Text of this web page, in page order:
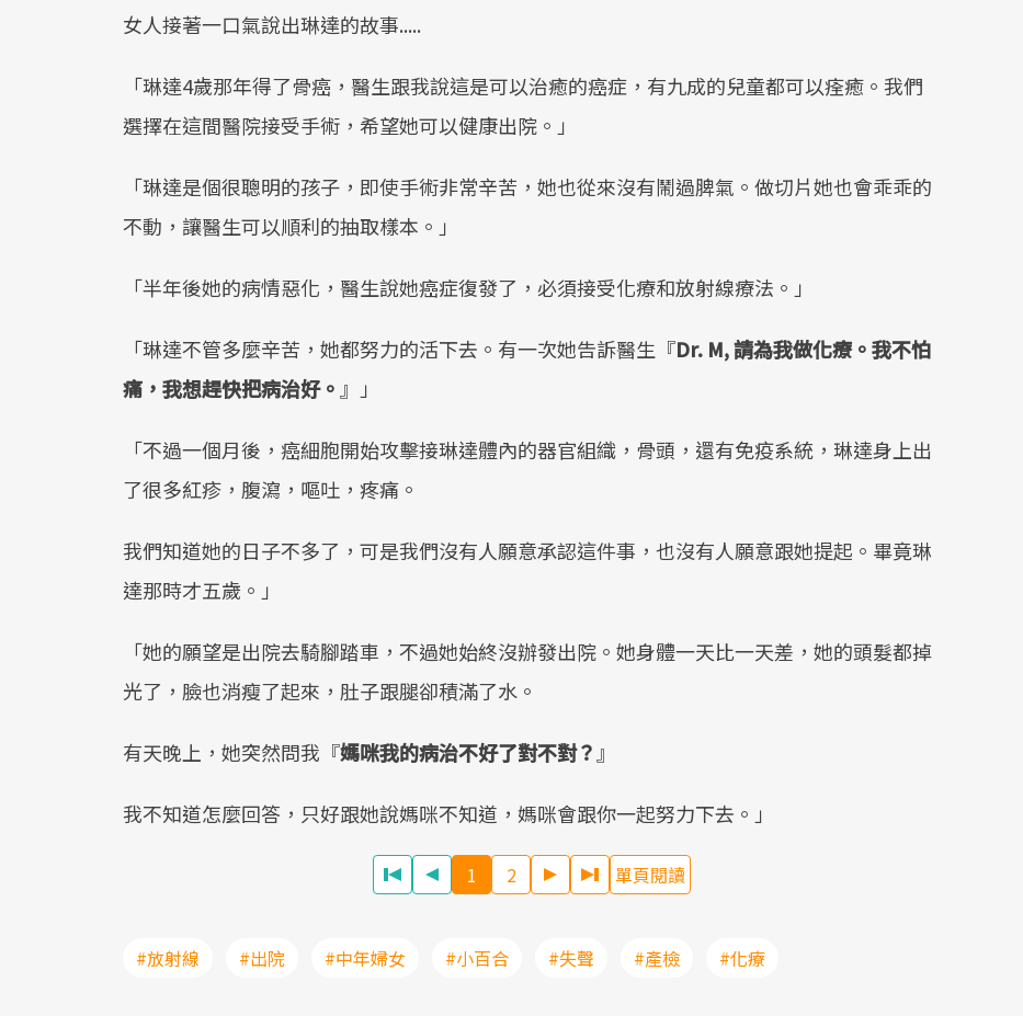
女人接著一口氣說出琳達的故事.....
「琳達4歲那年得了骨癌，醫生跟我說這是可以治癒的癌症，有九成的兒童都可以痊癒。我們
選擇在這間醫院接受手術，希望她可以健康出院。」
「琳達是個很聰明的孩子，即使手術非常辛苦，她也從來沒有鬧過脾氣。做切片她也會乖乖的
不動，讓醫生可以順利的抽取樣本。」
「半年後她的病情惡化，醫生說她癌症復發了，必須接受化療和放射線療法。」
「琳達不管多麼辛苦，她都努力的活下去。有一次她告訴醫生『Dr. M, 請為我做化療。我不怕
痛，我想趕快把病治好。 』」
「不過一個月後，癌細胞開始攻擊接琳達體內的器官組織，骨頭，還有免疫系統，琳達身上出
了很多紅疹，腹瀉，嘔吐，疼痛。
我們知道她的日子不多了，可是我們沒有人願意承認這件事，也沒有人願意跟她提起。畢竟琳
達那時才五歲。」
「她的願望是出院去騎腳踏車，不過她始終沒辦發出院。她身體一天比一天差，她的頭髮都掉
光了，臉也消瘦了起來，肚子跟腿卻積滿了水。
有天晚上，她突然問我『媽咪我的病治不好了對不對？ 』
我不知道怎麼回答，只好跟她說媽咪不知道，媽咪會跟你一起努力下去。」
1 2 單頁閱讀
#放射線 #出院 #中年婦女 #小百合 #失聲 #產檢 #化療